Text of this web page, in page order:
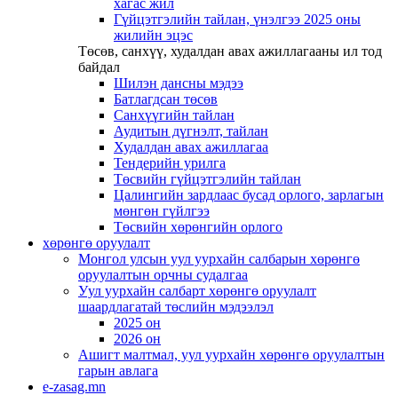
хагас жил
Гүйцэтгэлийн тайлан, үнэлгээ 2025 оны
жилийн эцэс
Төсөв, санхүү, худалдан авах ажиллагааны ил тод
байдал
Шилэн дансны мэдээ
Батлагдсан төсөв
Санхүүгийн тайлан
Аудитын дүгнэлт, тайлан
Худалдан авах ажиллагаа
Тендерийн урилга
Төсвийн гүйцэтгэлийн тайлан
Цалингийн зардлаас бусад орлого, зарлагын
мөнгөн гүйлгээ
Төсвийн хөрөнгийн орлого
хөрөнгө оруулалт
Монгол улсын уул уурхайн салбарын хөрөнгө
оруулалтын орчны судалгаа
Уул уурхайн салбарт хөрөнгө оруулалт
шаардлагатай төслийн мэдээлэл
2025 он
2026 он
Ашигт малтмал, уул уурхайн хөрөнгө оруулалтын
гарын авлага
e-zasag.mn